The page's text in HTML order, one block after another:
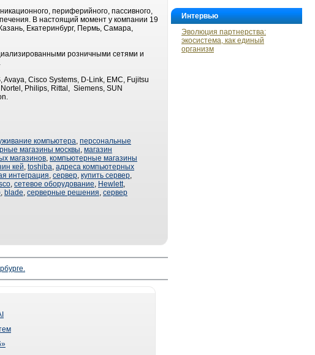
Интервью
Эволюция партнерства:
экосистема, как единый
организм
периферийного, пассивного,
В настоящий момент у компании 19
Екатеринбург, Пермь, Самара,
розничными сетями и
Cisco Systems, D-Link, EMC, Fujitsu
Philips, Rittal, Siemens, SUN
компьютера, персональные
магазины москвы, магазин
магазинов, компьютерные магазины
кей, toshiba, адреса компьютерных
интеграция, сервер, купить сервер,
, сетевое оборудование, Hewlett,
, blade, серверные решения, сервер